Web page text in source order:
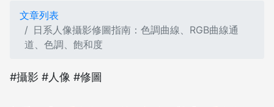
文章列表
日系人像攝影修圖指南：色調曲線、RGB曲線通
道、色調、飽和度
#攝影 #人像 #修圖